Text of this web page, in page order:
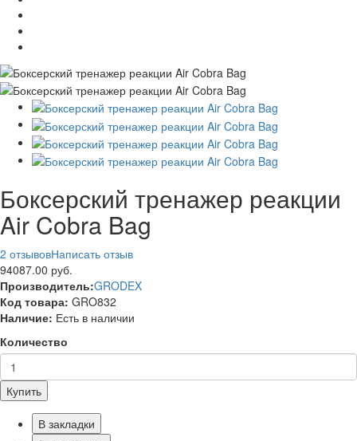
Боксерский тренажер реакции
Air Cobra Bag
2 отзывовНаписать отзыв
94087.00 руб.
Производитель:GRODEX
Код товара: GRO832
Наличие: Есть в наличии
Количество
Купить
В закладки